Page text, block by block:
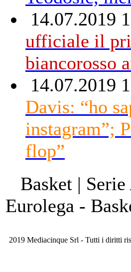
14.07.2019
ufficiale il
biancorosso
14.07.2019
Davis: “ho
instagram”;
flop”
Basket |
Eurolega -
2019 Mediacinque Srl - Tutti i diritti